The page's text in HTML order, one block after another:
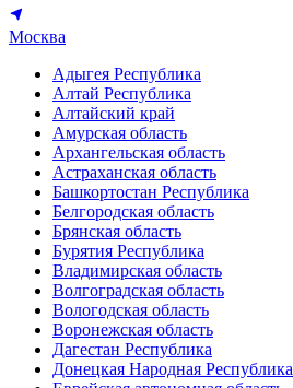
Москва
Адыгея Республика
Алтай Республика
Алтайский край
Амурская область
Архангельская область
Астраханская область
Башкортостан Республика
Белгородская область
Брянская область
Бурятия Республика
Владимирская область
Волгоградская область
Вологодская область
Воронежская область
Дагестан Республика
Донецкая Народная Республика